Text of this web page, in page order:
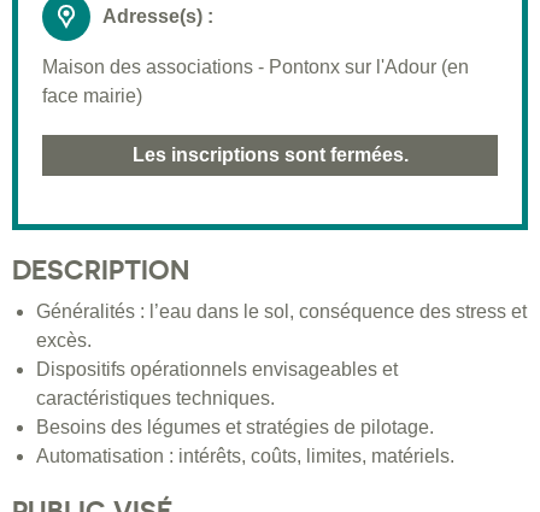
Adresse(s) :
Maison des associations - Pontonx sur l'Adour (en
face mairie)
Les inscriptions sont fermées.
DESCRIPTION
Généralités : l’eau dans le sol, conséquence des stress et
excès.
Dispositifs opérationnels envisageables et
caractéristiques techniques.
Besoins des légumes et stratégies de pilotage.
Automatisation : intérêts, coûts, limites, matériels.